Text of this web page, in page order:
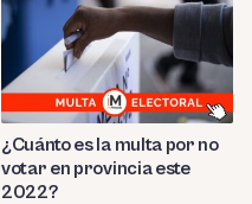
¿Cuánto es la multa por no
votar en provincia este
2022?